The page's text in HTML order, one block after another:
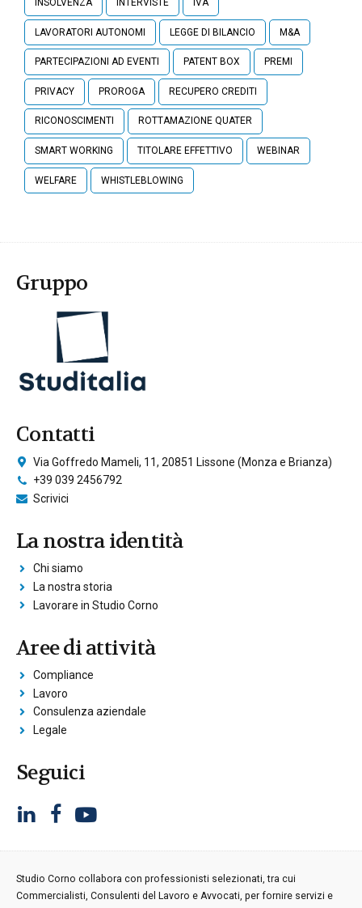
INSOLVENZA INTERVISTE IVA
LAVORATORI AUTONOMI LEGGE DI BILANCIO M&A
PARTECIPAZIONI AD EVENTI PATENT BOX PREMI
PRIVACY PROROGA RECUPERO CREDITI
RICONOSCIMENTI ROTTAMAZIONE QUATER
SMART WORKING TITOLARE EFFETTIVO WEBINAR
WELFARE WHISTLEBLOWING
Gruppo
Contatti
Via Goffredo Mameli, 11, 20851 Lissone (Monza e Brianza)
+39 039 2456792
Scrivici
La nostra identità
Chi siamo
La nostra storia
Lavorare in Studio Corno
Aree di attività
Compliance
Lavoro
Consulenza aziendale
Legale
Seguici
Studio Corno collabora con professionisti selezionati, tra cui
Commercialisti, Consulenti del Lavoro e Avvocati, per fornire servizi e